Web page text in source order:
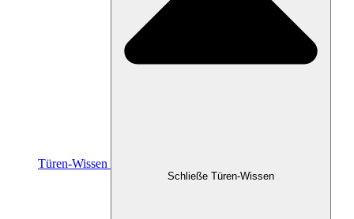
Türen-Wissen
Schließe Türen-Wissen